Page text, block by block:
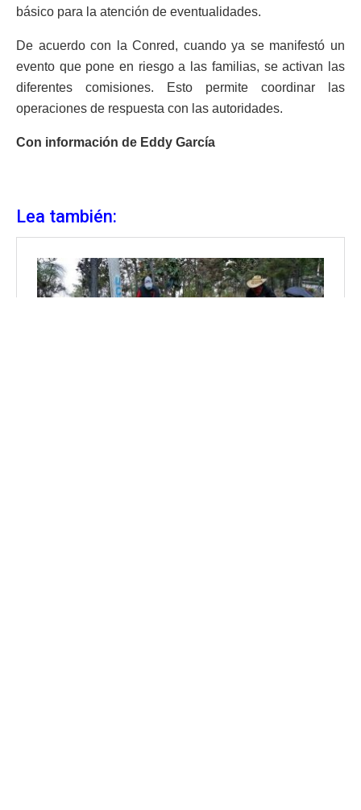
básico para la atención de eventualidades.
De acuerdo con la Conred, cuando ya se manifestó un
evento que pone en riesgo a las familias, se activan las
diferentes comisiones. Esto permite coordinar las
operaciones de respuesta con las autoridades.
Con información de Eddy García
Lea también: